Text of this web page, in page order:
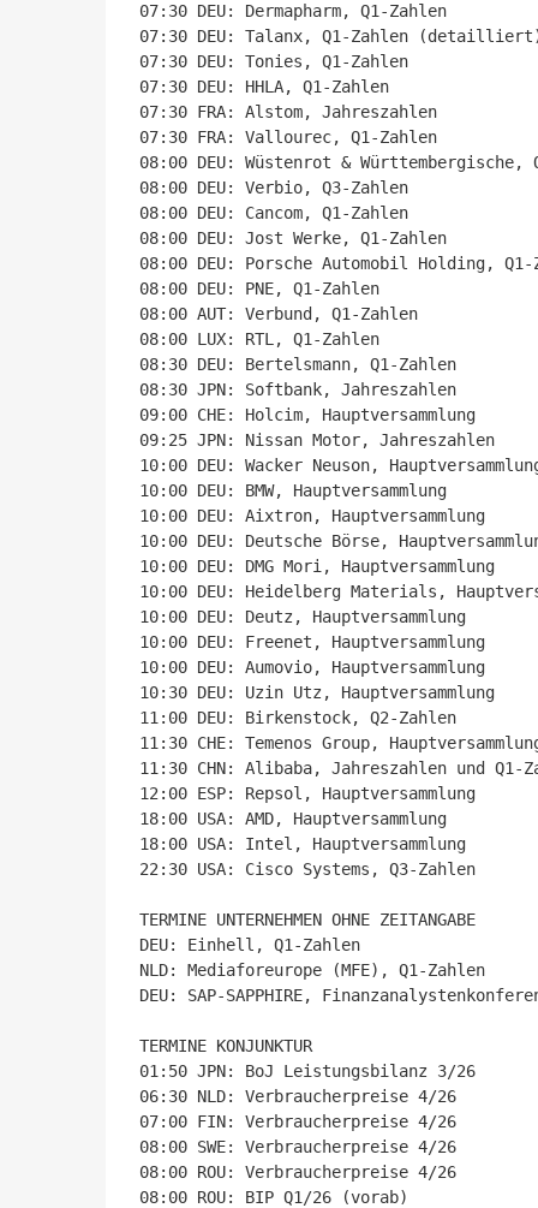
07:30 DEU: Dermapharm, Q1-Zahlen
07:30 DEU: Talanx, Q1-Zahlen
07:30 DEU: Tonies, Q1-Zahlen
07:30 DEU: HHLA, Q1-Zahlen
07:30 FRA: Alstom, Jahreszahlen
07:30 FRA: Vallourec, Q1-Zahlen
08:00 DEU: Wüstenrot & Württembergische,
08:00 DEU: Verbio, Q3-Zahlen
08:00 DEU: Cancom, Q1-Zahlen
08:00 DEU: Jost Werke, Q1-Zahlen
08:00 DEU: Porsche Automobil Holding, Q1-
08:00 DEU: PNE, Q1-Zahlen
08:00 AUT: Verbund, Q1-Zahlen
08:00 LUX: RTL, Q1-Zahlen
08:30 DEU: Bertelsmann, Q1-Zahlen
08:30 JPN: Softbank, Jahreszahlen
09:00 CHE: Holcim, Hauptversammlung
09:25 JPN: Nissan Motor, Jahreszahlen
10:00 DEU: Wacker Neuson,
10:00 DEU: BMW, Hauptversammlung
10:00 DEU: Aixtron, Hauptversammlung
10:00 DEU: Deutsche Börse,
10:00 DEU: DMG Mori, Hauptversammlung
10:00 DEU: Heidelberg Materials,
10:00 DEU: Deutz, Hauptversammlung
10:00 DEU: Freenet, Hauptversammlung
10:00 DEU: Aumovio, Hauptversammlung
10:30 DEU: Uzin Utz, Hauptversammlung
11:00 DEU: Birkenstock, Q2-Zahlen
11:30 CHE: Temenos Group,
11:30 CHN: Alibaba, Jahreszahlen und Q1-
12:00 ESP: Repsol, Hauptversammlung
18:00 USA: AMD, Hauptversammlung
18:00 USA: Intel, Hauptversammlung
22:30 USA: Cisco Systems, Q3-Zahlen
TERMINE UNTERNEHMEN OHNE ZEITANGABE
DEU: Einhell, Q1-Zahlen
NLD: Mediaforeurope (MFE), Q1-Zahlen
DEU: SAP-SAPPHIRE,
TERMINE KONJUNKTUR
01:50 JPN: BoJ Leistungsbilanz 3/26
06:30 NLD: Verbraucherpreise 4/26
07:00 FIN: Verbraucherpreise 4/26
08:00 SWE: Verbraucherpreise 4/26
08:00 ROU: Verbraucherpreise 4/26
08:00 ROU: BIP Q1/26 (vorab)